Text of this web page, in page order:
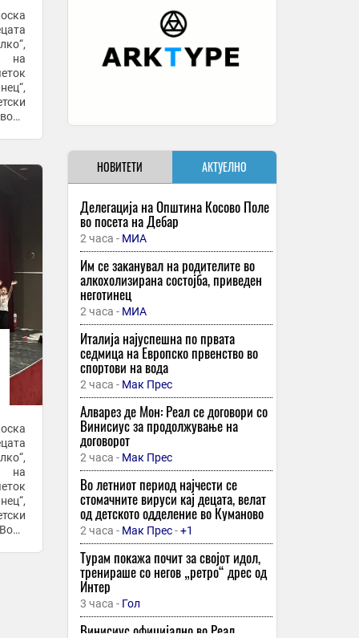
на
на
НОВИТЕТИ АКТУЕЛНО
Делегација на Општина Косово Поле
во посета на Дебар
2 часа - МИА
Им се заканувал на родителите во
алкохолизирана состојба, приведен
неготинец
2 часа - МИА
Италија најуспешна по првата
седмица на Европско првенство во
спортови на вода
2 часа - Мак Прес
Алварез де Мон: Реал се договори со
Винисиус за продолжување на
договорот
2 часа - Мак Прес
Во летниот период најчести се
стомачните вируси кај децата, велат
од детското одделение во Куманово
2 часа - Мак Прес-+1
Турам покажа почит за својот идол,
тренираше со негов „ретро“ дрес од
Интер
3 часа - Гол
Винисиус официјално во Реал